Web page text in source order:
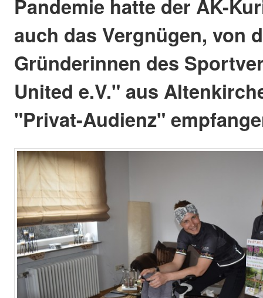
Pandemie hatte der AK-
auch das Vergnügen, von
Gründerinnen des
United e.V." aus
"Privat-Audienz"